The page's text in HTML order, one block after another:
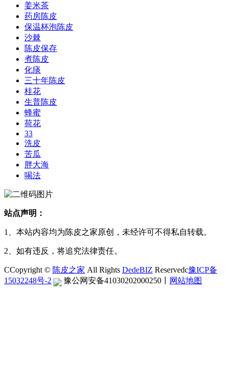
姜米茶
药房陈皮
保温杯泡陈皮
沙棘
陈皮保存
煮陈皮
化痰
三十年陈皮
桂花
生普陈皮
蜂蜜
荷花
33
洗皮
苦瓜
胖大海
喝法
站点声明：
1、本站内容均为陈皮之家原创，未经许可不得私自转载。
2、如有违反，将追究法律责任。
CCopyright © 陈皮之家 All Rights DedeBIZ Reservedc豫ICP备
15032248号-2
豫公网安备41030202000250 网站地图